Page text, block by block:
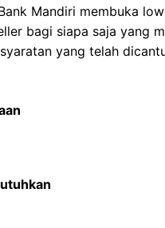
Mandiri membuka
bagi siapa saja yang
yang telah